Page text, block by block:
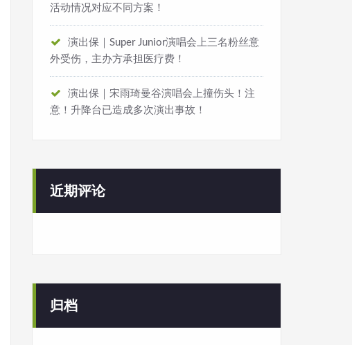
活动情况对应不同方案！
演出保｜Super Junior演唱会上三名粉丝意
外受伤，主办方承担医疗费！
演出保｜宋雨琦曼谷演唱会上撞伤头！注
意！升降台已造成多次演出事故！
近期评论
归档